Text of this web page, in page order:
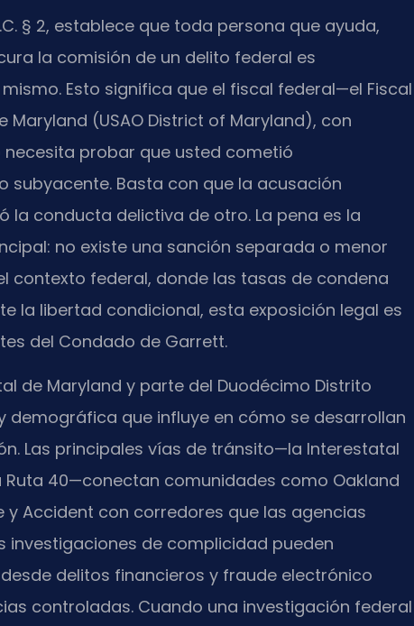
§ 2, establece que toda persona que ayuda,
la comisión de un delito federal es
Esto significa que el fiscal federal—el Fiscal
Maryland (USAO District of Maryland), con
probar que usted cometió
Basta con que la acusación
conducta delictiva de otro. La pena es la
no existe una sanción separada o menor
contexto federal, donde las tasas de condena
la libertad condicional, esta exposición legal es
del Condado de Garrett.
de Maryland y parte del Duodécimo Distrito
demográfica que influye en cómo se desarrollan
Las principales vías de tránsito—la Interestatal
Ruta 40—conectan comunidades como Oakland
y Accident con corredores que las agencias
investigaciones de complicidad pueden
delitos financieros y fraude electrónico
controladas. Cuando una investigación federal